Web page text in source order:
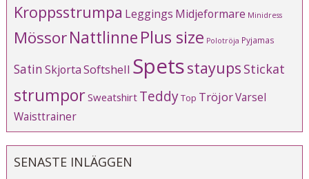
Kroppsstrumpa Leggings Midjeformare Minidress
MössorNattlinnePlus size Polotröja Pyjamas
SatinSkjortaSoftshell Spetsstayups Stickat
strumporSweatshirt TeddyTop TröjorVarsel
Waisttrainer
SENASTE INLÄGGEN